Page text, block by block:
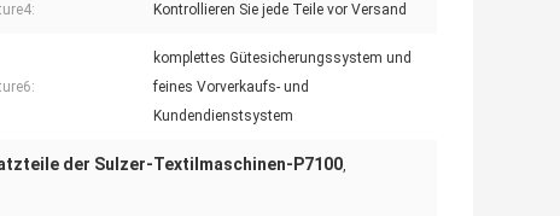
Kontrollieren Sie jede Teile vor Versand
komplettes Gütesicherungssystem und
feines Vorverkaufs- und
Kundendienstsystem
der Sulzer-Textilmaschinen-P7100,